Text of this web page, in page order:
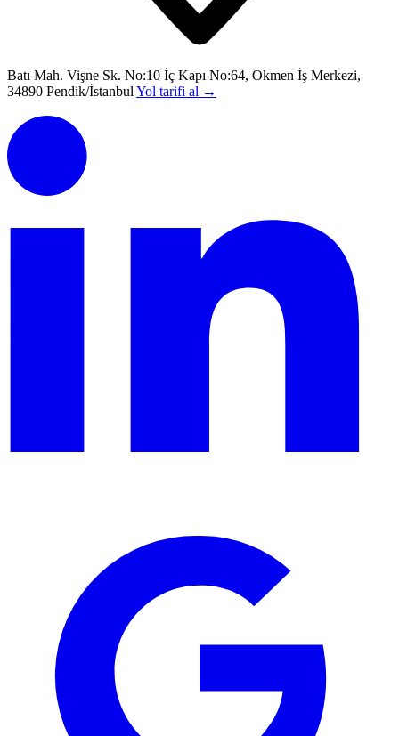
Batı Mah. Vişne Sk. No:10 İç Kapı No:64, Okmen İş Merkezi,
34890 Pendik/İstanbul Yol tarifi al →